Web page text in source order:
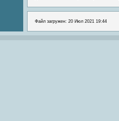
Файл загружен: 20 Июл 2021 19:44